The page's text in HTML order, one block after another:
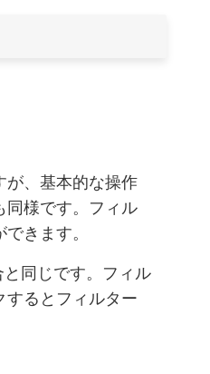
が、基本的な操作
同様です。フィル
きます。
同じです。フィル
するとフィルター